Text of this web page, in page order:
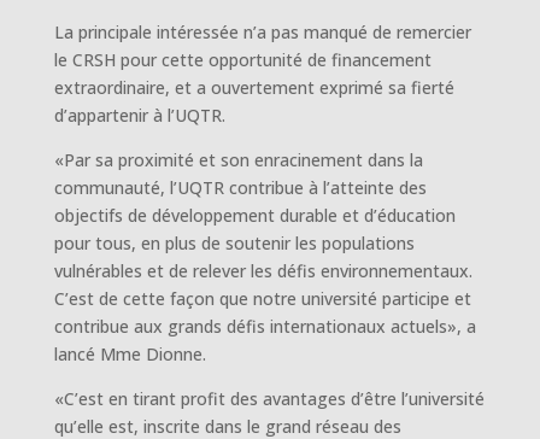
La principale intéressée n’a pas manqué de remercier
le CRSH pour cette opportunité de financement
extraordinaire, et a ouvertement exprimé sa fierté
d’appartenir à l’UQTR.
«Par sa proximité et son enracinement dans la
communauté, l’UQTR contribue à l’atteinte des
objectifs de développement durable et d’éducation
pour tous, en plus de soutenir les populations
vulnérables et de relever les défis environnementaux.
C’est de cette façon que notre université participe et
contribue aux grands défis internationaux actuels», a
lancé Mme Dionne.
«C’est en tirant profit des avantages d’être l’université
qu’elle est, inscrite dans le grand réseau des